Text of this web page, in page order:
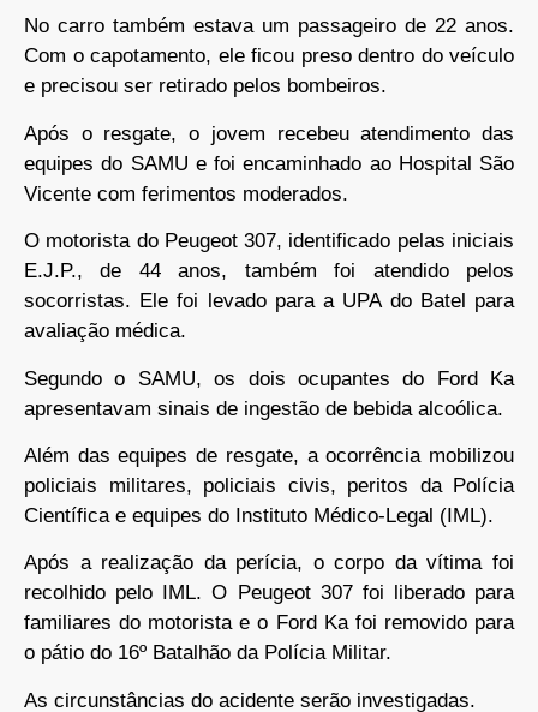
No carro também estava um passageiro de 22 anos.
Com o capotamento, ele ficou preso dentro do veículo
e precisou ser retirado pelos bombeiros.
Após o resgate, o jovem recebeu atendimento das
equipes do SAMU e foi encaminhado ao Hospital São
Vicente com ferimentos moderados.
O motorista do Peugeot 307, identificado pelas iniciais
E.J.P., de 44 anos, também foi atendido pelos
socorristas. Ele foi levado para a UPA do Batel para
avaliação médica.
Segundo o SAMU, os dois ocupantes do Ford Ka
apresentavam sinais de ingestão de bebida alcoólica.
Além das equipes de resgate, a ocorrência mobilizou
policiais militares, policiais civis, peritos da Polícia
Científica e equipes do Instituto Médico-Legal (IML).
Após a realização da perícia, o corpo da vítima foi
recolhido pelo IML. O Peugeot 307 foi liberado para
familiares do motorista e o Ford Ka foi removido para
o pátio do 16º Batalhão da Polícia Militar.
As circunstâncias do acidente serão investigadas.